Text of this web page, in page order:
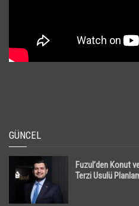
GÜNCEL
Fuzul’den Konut
Terzi Usulü